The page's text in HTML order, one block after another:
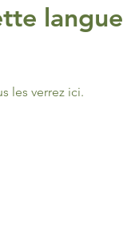
langue
les verrez ici.